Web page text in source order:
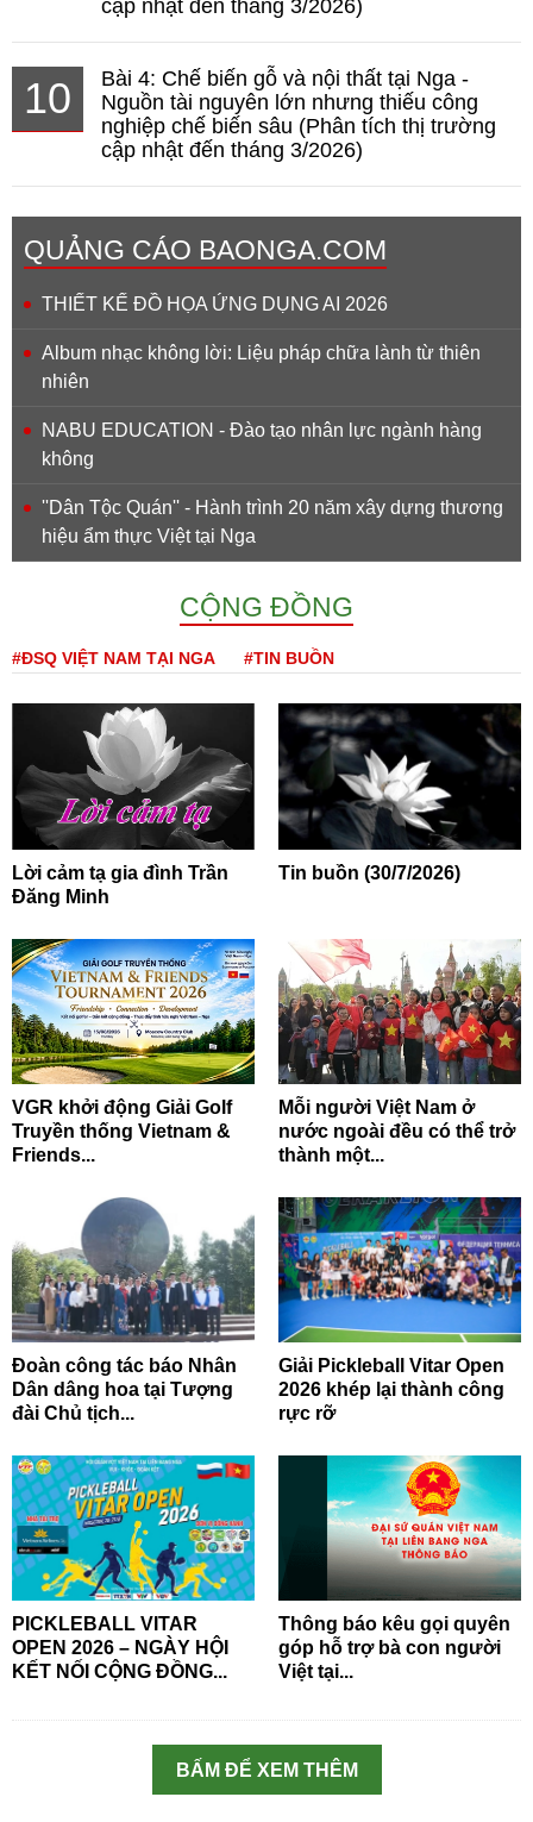
cập nhật đến tháng 3/2026)
10
Bài 4: Chế biến gỗ và nội thất tại Nga -
Nguồn tài nguyên lớn nhưng thiếu công
nghiệp chế biến sâu (Phân tích thị trường
cập nhật đến tháng 3/2026)
QUẢNG CÁO BAONGA.COM
THIẾT KẾ ĐỒ HỌA ỨNG DỤNG AI 2026
Album nhạc không lời: Liệu pháp chữa lành từ thiên
nhiên
NABU EDUCATION - Đào tạo nhân lực ngành hàng
không
''Dân Tộc Quán'' - Hành trình 20 năm xây dựng thương
hiệu ẩm thực Việt tại Nga
CỘNG ĐỒNG
#ĐSQ VIỆT NAM TẠI NGA #TIN BUỒN
Lời cảm tạ gia đình Trần
Đăng Minh
Tin buồn (30/7/2026)
VGR khởi động Giải Golf
Truyền thống Vietnam &
Friends...
Mỗi người Việt Nam ở
nước ngoài đều có thể trở
thành một...
Đoàn công tác báo Nhân
Dân dâng hoa tại Tượng
đài Chủ tịch...
Giải Pickleball Vitar Open
2026 khép lại thành công
rực rỡ
PICKLEBALL VITAR
OPEN 2026 – NGÀY HỘI
KẾT NỐI CỘNG ĐỒNG...
Thông báo kêu gọi quyên
góp hỗ trợ bà con người
Việt tại...
BẤM ĐỂ XEM THÊM